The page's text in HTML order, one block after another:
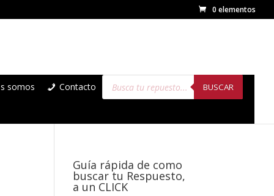
0 elementos
somos Contacto
Búsqueda
productos
BUSCAR
Guía rápida de como
buscar tu Respuesto,
a un CLICK